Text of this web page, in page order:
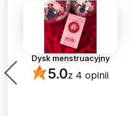
Dysk menstruacyjny
5.0z 4 opinii